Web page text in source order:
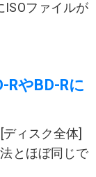
ISOファイルが
RやBD-Rに
ィスク全体]
とほぼ同じで